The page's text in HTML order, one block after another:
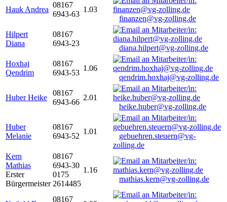
Hauk Andrea
08167
6943-63
1.03
finanzen@vg-zolling.de
Hilpert
Diana
08167
6943-23
diana.hilpert@vg-zolling.de
Hoxhaj
Qendrim
08167
6943-53
1.06
qendrim.hoxhaj@vg-zolling.de
Huber Heike
08167
6943-66
2.01
heike.huber@vg-zolling.de
Huber
Melanie
08167
6943-52
1.01
gebuehren.steuern@vg-
zolling.de
Kern
Mathias
Erster
Bürgermeister
08167
6943-30
0175
2614485
1.16
mathias.kern@vg-zolling.de
08167